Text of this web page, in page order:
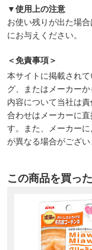
▼使用上の注意
お使い残りが出た場
にお与えください。
＜免責事項＞
本サイトに掲載され
グ、またはメーカー
内容について当社は
合わせはメーカーに
す。また、メーカー
が異なる場合がござい
この商品を買っ